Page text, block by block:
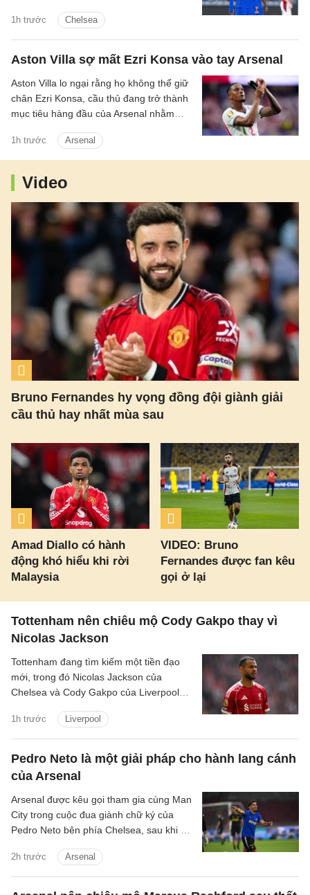
1h trước Chelsea
Aston Villa sợ mất Ezri Konsa vào tay Arsenal
1h trước Arsenal
Aston Villa lo ngại rằng họ không thể giữ
chân Ezri Konsa, cầu thủ đang trở thành
mục tiêu hàng đầu của Arsenal nhằm
Video
Bruno Fernandes hy vọng đồng đội giành giải
cầu thủ hay nhất mùa sau
Amad Diallo có hành
động khó hiểu khi rời
Malaysia
VIDEO: Bruno
Fernandes được fan kêu
gọi ở lại
Tottenham nên chiêu mộ Cody Gakpo thay vì
Nicolas Jackson
1h trước Liverpool
Tottenham đang tìm kiếm một tiền đạo
mới, trong đó Nicolas Jackson của
Chelsea và Cody Gakpo của Liverpool
của họ.
Pedro Neto là một giải pháp cho hành lang cánh
của Arsenal
2h trước Arsenal
Arsenal được kêu gọi tham gia cùng Man
City trong cuộc đua giành chữ ký của
Pedro Neto bên phía Chelsea, sau khi bỏ